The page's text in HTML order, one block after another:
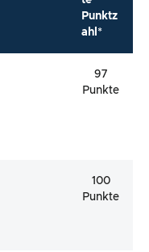
Punktz
ahl*
97
Punkte
100
Punkte